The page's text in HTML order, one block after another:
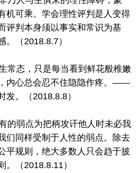
机可乘。学会理性评判是人变得
评判本身须以事实和常识为基
。（2018.8.7）
常态，只是每当看到鲜花般稚嫩
内心总会忍不住隐隐作疼。——
发。（2018.8.8）
的弱点为把柄攻讦他人时未必我
们同样受制于人性的弱点。除去
平规则，绝大多数人只会趋于披
。（2018.8.11）